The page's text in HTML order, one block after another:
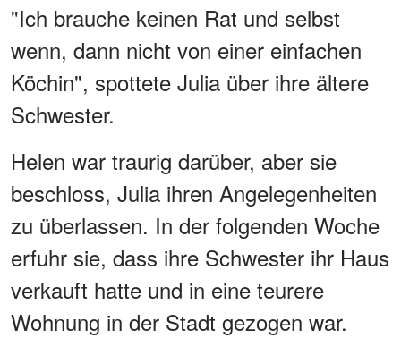
"Ich brauche keinen Rat und selbst
wenn, dann nicht von einer einfachen
Köchin", spottete Julia über ihre ältere
Schwester.
Helen war traurig darüber, aber sie
beschloss, Julia ihren Angelegenheiten
zu überlassen. In der folgenden Woche
erfuhr sie, dass ihre Schwester ihr Haus
verkauft hatte und in eine teurere
Wohnung in der Stadt gezogen war.